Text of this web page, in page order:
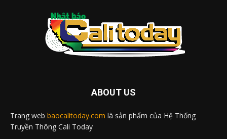
ABOUT US
Trang web baocalitoday.com là sản phẩm của Hệ Thống
Truyền Thông Cali Today